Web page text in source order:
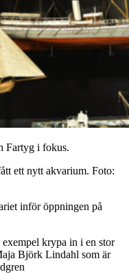
Fartyg i fokus.
ett nytt akvarium. Foto:
inför öppningen på
krypa in i en stor
Björk Lindahl som är